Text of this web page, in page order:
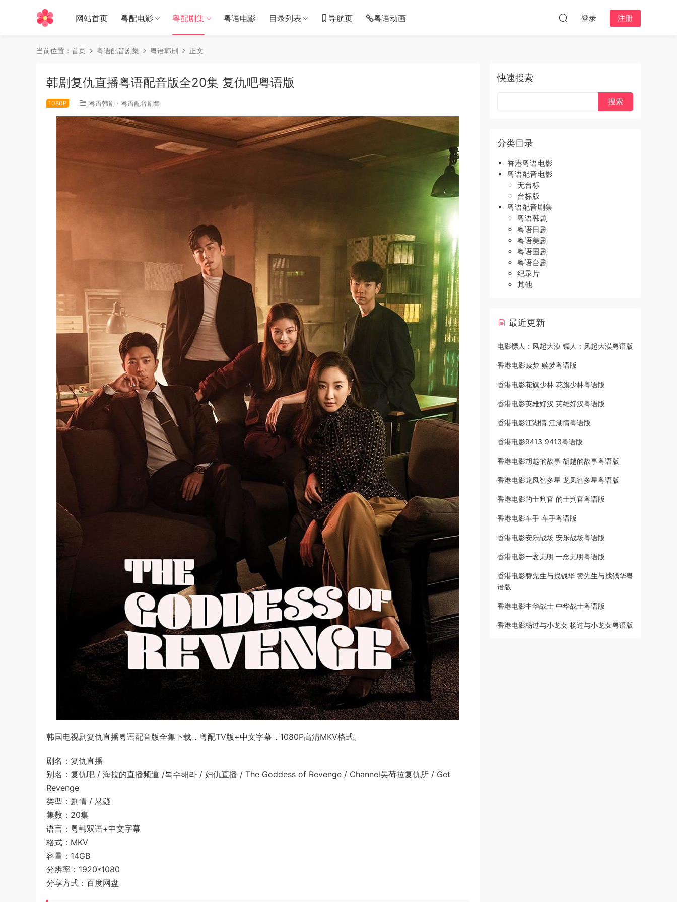
网站首页 粤配电影 粤配剧集 粤语电影 目录列表 导航页 粤语动画 登录 注册
当前位置： 首页 粤语配音剧集 粤语韩剧 正文
韩剧复仇直播粤语配音版全20集 复仇吧粤语版
1080P 粤语韩剧 · 粤语配音剧集
韩国电视剧复仇直播粤语配音版全集下载，粤配TV版+中文字幕，1080P高清MKV格式。
剧名：复仇直播
别名：复仇吧 / 海拉的直播频道 /복수해라 / 妇仇直播 / The Goddess of Revenge / Channel吴荷拉复仇所 / Get
Revenge
类型：剧情 / 悬疑
集数：20集
语言：粤韩双语+中文字幕
格式：MKV
容量：14GB
分辨率：1920*1080
分享方式：百度网盘
快速搜索
分类目录
香港粤语电影
粤语配音电影
无台标
台标版
粤语配音剧集
粤语韩剧
粤语日剧
粤语美剧
粤语国剧
粤语台剧
纪录片
其他
最近更新
电影镖人：风起大漠 镖人：风起大漠粤语版
香港电影赎梦 赎梦粤语版
香港电影花旗少林 花旗少林粤语版
香港电影英雄好汉 英雄好汉粤语版
香港电影江湖情 江湖情粤语版
香港电影9413 9413粤语版
香港电影胡越的故事 胡越的故事粤语版
香港电影龙凤智多星 龙凤智多星粤语版
香港电影的士判官 的士判官粤语版
香港电影车手 车手粤语版
香港电影安乐战场 安乐战场粤语版
香港电影一念无明 一念无明粤语版
香港电影赞先生与找钱华 赞先生与找钱华粤
语版
香港电影中华战士 中华战士粤语版
香港电影杨过与小龙女 杨过与小龙女粤语版